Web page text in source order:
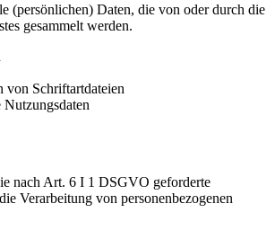
(persönlichen) Daten, die von oder durch die
gesammelt werden.
von Schriftartdateien
Nutzungsdaten
nach Art. 6 I 1 DSGVO geforderte
Verarbeitung von personenbezogenen